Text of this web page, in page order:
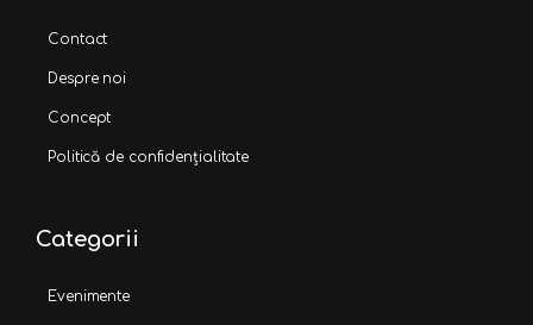
Contact
Despre noi
Concept
Politică de confidențialitate
Categorii
Evenimente